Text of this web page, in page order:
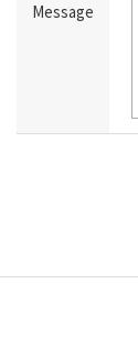
Message